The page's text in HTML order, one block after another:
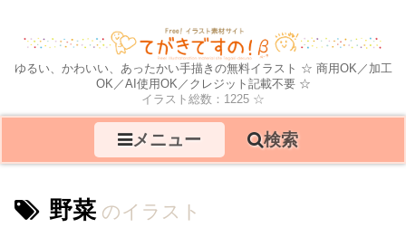
ゆるい、かわいい、あったかい手描きの無料イラスト ☆ 商用OK／加工
OK／AI使用OK／クレジット記載不要 ☆
イラスト総数：1225 ☆
メニュー 検索
野菜